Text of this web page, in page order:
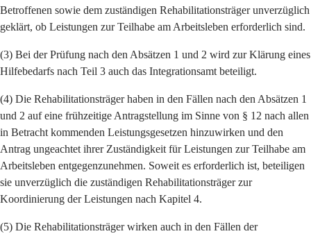
Betroffenen sowie dem zuständigen Rehabilitationsträger unverzüglich
geklärt, ob Leistungen zur Teilhabe am Arbeitsleben erforderlich sind.
(3) Bei der Prüfung nach den Absätzen 1 und 2 wird zur Klärung eines
Hilfebedarfs nach Teil 3 auch das Integrationsamt beteiligt.
(4) Die Rehabilitationsträger haben in den Fällen nach den Absätzen 1
und 2 auf eine frühzeitige Antragstellung im Sinne von § 12 nach allen
in Betracht kommenden Leistungsgesetzen hinzuwirken und den
Antrag ungeachtet ihrer Zuständigkeit für Leistungen zur Teilhabe am
Arbeitsleben entgegenzunehmen. Soweit es erforderlich ist, beteiligen
sie unverzüglich die zuständigen Rehabilitationsträger zur
Koordinierung der Leistungen nach Kapitel 4.
(5) Die Rehabilitationsträger wirken auch in den Fällen der